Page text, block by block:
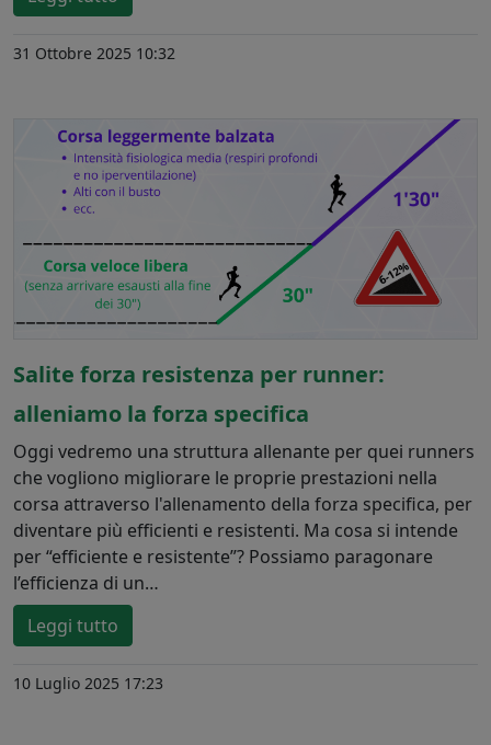
31 Ottobre 2025 10:32
Salite forza resistenza per runner:
alleniamo la forza specifica
Oggi vedremo una struttura allenante per quei runners
che vogliono migliorare le proprie prestazioni nella
corsa attraverso l'allenamento della forza specifica, per
diventare più efficienti e resistenti. Ma cosa si intende
per “efficiente e resistente”? Possiamo paragonare
l’efficienza di un…
Leggi tutto
10 Luglio 2025 17:23